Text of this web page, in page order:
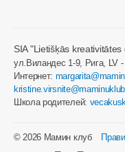
SIA "Lietišķās kreativitātes
ул.Виландес 1-9, Рига, LV
Интернет:
Школа родителей:
© 2026 Мамин клуб